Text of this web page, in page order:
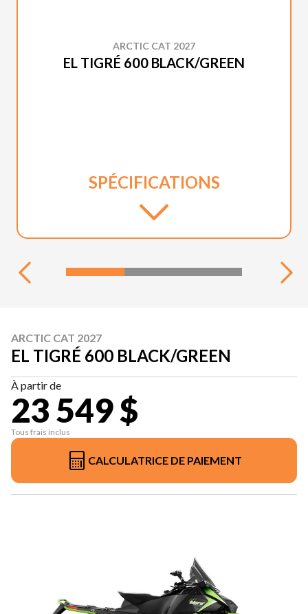
ARCTIC CAT 2027
EL TIGRÉ 600 BLACK/GREEN
SPÉCIFICATIONS
ARCTIC CAT 2027
EL TIGRÉ 600 BLACK/GREEN
À partir de
23 549 $
Tous frais inclus
CALCULATRICE DE PAIEMENT